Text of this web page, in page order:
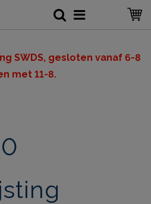
SWDS, gesloten vanaf 6-8
met 11-8.